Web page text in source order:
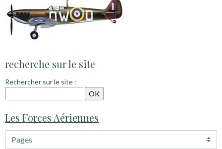
recherche sur le site
Rechercher sur le site :
Les Forces Aériennes